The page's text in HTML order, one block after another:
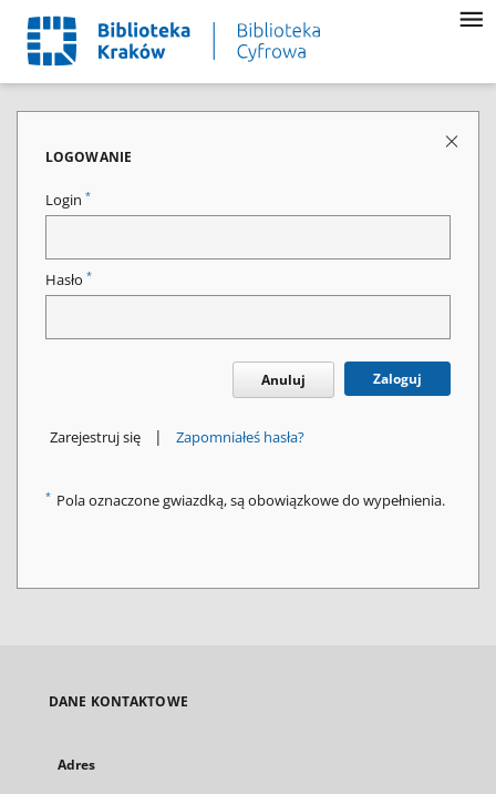
LOGOWANIE
Login *
Hasło *
Anuluj Zaloguj
Zarejestruj się | Zapomniałeś hasła?
* Pola oznaczone gwiazdką, są obowiązkowe do wypełnienia.
DANE KONTAKTOWE
Adres